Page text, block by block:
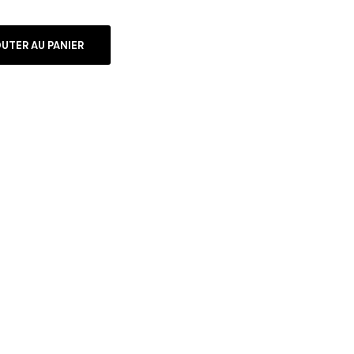
AU PANIER